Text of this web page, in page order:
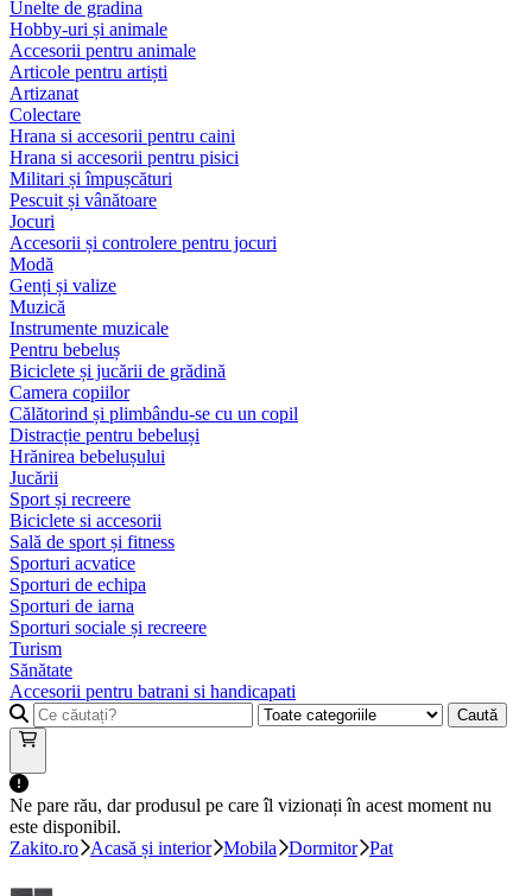
Unelte de gradina
Hobby-uri și animale
Accesorii pentru animale
Articole pentru artiști
Artizanat
Colectare
Hrana si accesorii pentru caini
Hrana si accesorii pentru pisici
Militari și împușcături
Pescuit și vânătoare
Jocuri
Accesorii și controlere pentru jocuri
Modă
Genți și valize
Muzică
Instrumente muzicale
Pentru bebeluș
Biciclete și jucării de grădină
Camera copiilor
Călătorind și plimbându-se cu un copil
Distracție pentru bebeluși
Hrănirea bebelușului
Jucării
Sport și recreere
Biciclete si accesorii
Sală de sport și fitness
Sporturi acvatice
Sporturi de echipa
Sporturi de iarna
Sporturi sociale și recreere
Turism
Sănătate
Accesorii pentru batrani si handicapati
Caută
Ne pare rău, dar produsul pe care îl vizionați în acest moment nu
este disponibil.
Zakito.ro
Acasă și interior Mobila Dormitor Pat